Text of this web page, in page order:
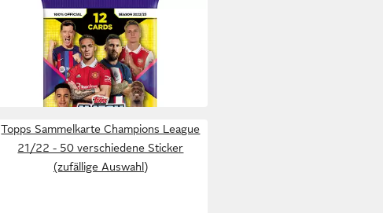
Sammelkarte Topps - Champions
League EXTRA 2022/23 - Trading
Cards - 1 Booster
in 4-5 Werktagen bei dir
Topps Sammelkarte Champions League
21/22 - 50 verschiedene Sticker
(zufällige Auswahl)